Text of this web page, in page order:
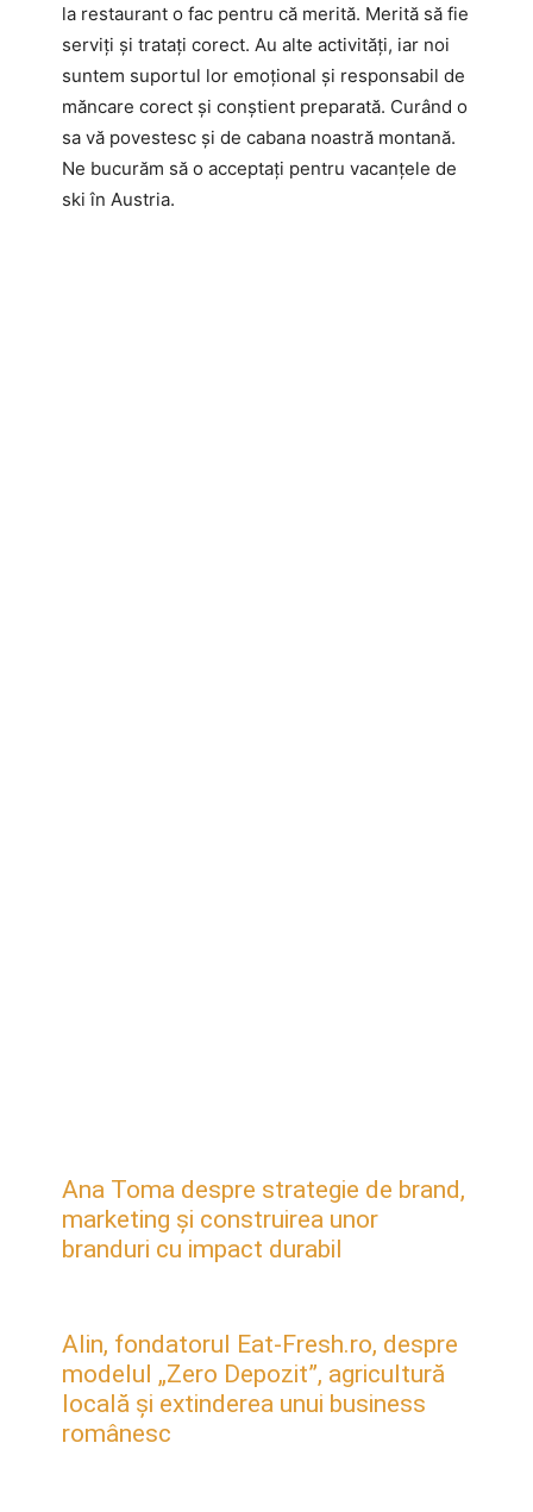
la restaurant o fac pentru că merită. Merită să fie
serviți și tratați corect. Au alte activități, iar noi
suntem suportul lor emoțional și responsabil de
măncare corect și conștient preparată. Curând o
sa vă povestesc și de cabana noastră montană.
Ne bucurăm să o acceptați pentru vacanțele de
ski în Austria.
Ana Toma despre strategie de brand,
marketing și construirea unor
branduri cu impact durabil
Alin, fondatorul Eat-Fresh.ro, despre
modelul „Zero Depozit”, agricultură
locală și extinderea unui business
românesc